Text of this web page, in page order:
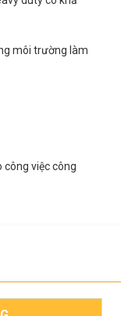
môi trường làm
công việc công